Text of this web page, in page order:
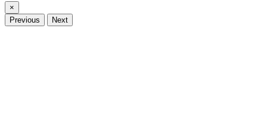
×
Previous
Next